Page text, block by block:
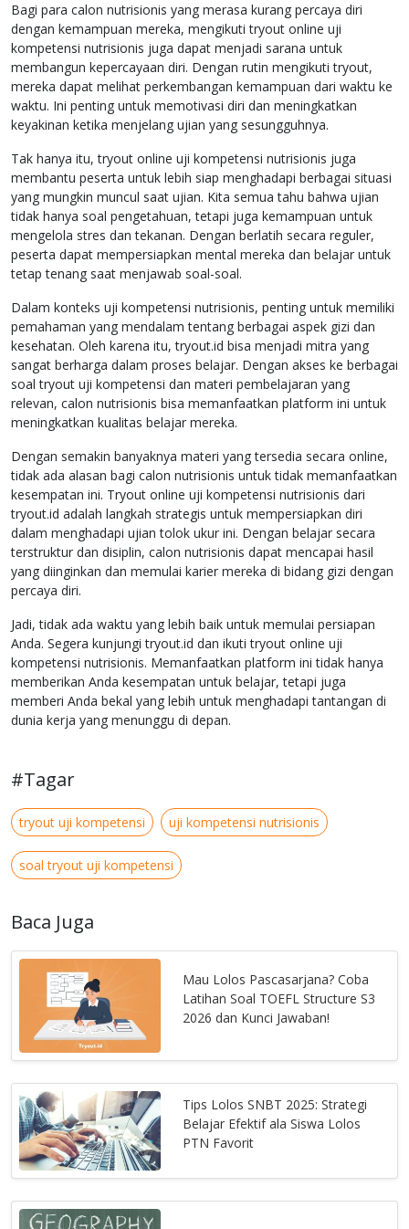
Bagi para calon nutrisionis yang merasa kurang percaya diri
dengan kemampuan mereka, mengikuti tryout online uji
kompetensi nutrisionis juga dapat menjadi sarana untuk
membangun kepercayaan diri. Dengan rutin mengikuti tryout,
mereka dapat melihat perkembangan kemampuan dari waktu ke
waktu. Ini penting untuk memotivasi diri dan meningkatkan
keyakinan ketika menjelang ujian yang sesungguhnya.
Tak hanya itu, tryout online uji kompetensi nutrisionis juga
membantu peserta untuk lebih siap menghadapi berbagai situasi
yang mungkin muncul saat ujian. Kita semua tahu bahwa ujian
tidak hanya soal pengetahuan, tetapi juga kemampuan untuk
mengelola stres dan tekanan. Dengan berlatih secara reguler,
peserta dapat mempersiapkan mental mereka dan belajar untuk
tetap tenang saat menjawab soal-soal.
Dalam konteks uji kompetensi nutrisionis, penting untuk memiliki
pemahaman yang mendalam tentang berbagai aspek gizi dan
kesehatan. Oleh karena itu, tryout.id bisa menjadi mitra yang
sangat berharga dalam proses belajar. Dengan akses ke berbagai
soal tryout uji kompetensi dan materi pembelajaran yang
relevan, calon nutrisionis bisa memanfaatkan platform ini untuk
meningkatkan kualitas belajar mereka.
Dengan semakin banyaknya materi yang tersedia secara online,
tidak ada alasan bagi calon nutrisionis untuk tidak memanfaatkan
kesempatan ini. Tryout online uji kompetensi nutrisionis dari
tryout.id adalah langkah strategis untuk mempersiapkan diri
dalam menghadapi ujian tolok ukur ini. Dengan belajar secara
terstruktur dan disiplin, calon nutrisionis dapat mencapai hasil
yang diinginkan dan memulai karier mereka di bidang gizi dengan
percaya diri.
Jadi, tidak ada waktu yang lebih baik untuk memulai persiapan
Anda. Segera kunjungi tryout.id dan ikuti tryout online uji
kompetensi nutrisionis. Memanfaatkan platform ini tidak hanya
memberikan Anda kesempatan untuk belajar, tetapi juga
memberi Anda bekal yang lebih untuk menghadapi tantangan di
dunia kerja yang menunggu di depan.
#Tagar
tryout uji kompetensi uji kompetensi nutrisionis
soal tryout uji kompetensi
Baca Juga
Mau Lolos Pascasarjana? Coba
Latihan Soal TOEFL Structure S3
2026 dan Kunci Jawaban!
Tips Lolos SNBT 2025: Strategi
Belajar Efektif ala Siswa Lolos
PTN Favorit